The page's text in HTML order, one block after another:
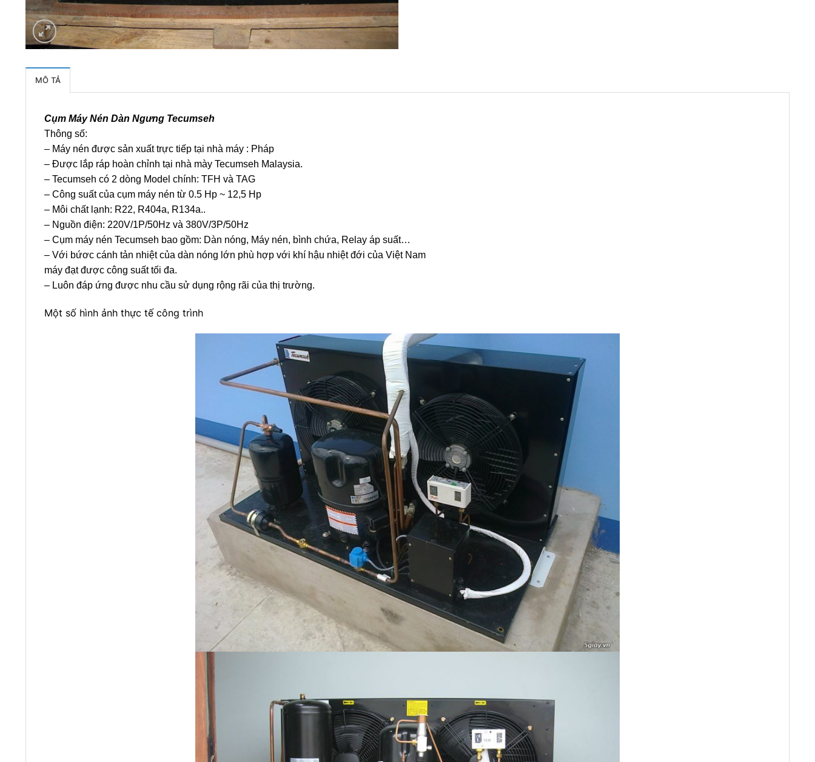
MÔ TẢ
Cụm Máy Nén Dàn Ngưng Tecumseh
Thông số:
– Máy nén được sản xuất trực tiếp tại nhà máy : Pháp
– Được lắp ráp hoàn chỉnh tại nhà mày Tecumseh Malaysia.
– Tecumseh có 2 dòng Model chính: TFH và TAG
– Công suất của cụm máy nén từ 0.5 Hp ~ 12,5 Hp
– Môi chất lạnh: R22, R404a, R134a..
– Nguồn điện: 220V/1P/50Hz và 380V/3P/50Hz
– Cụm máy nén Tecumseh bao gồm: Dàn nóng, Máy nén, bình chứa, Relay áp suất…
– Với bứơc cánh tản nhiệt của dàn nóng lớn phù hợp với khí hậu nhiệt đới của Việt Nam
máy đạt được công suất tối đa.
– Luôn đáp ứng được nhu cầu sử dụng rộng rãi của thị trường.
Một số hình ảnh thực tế công trình